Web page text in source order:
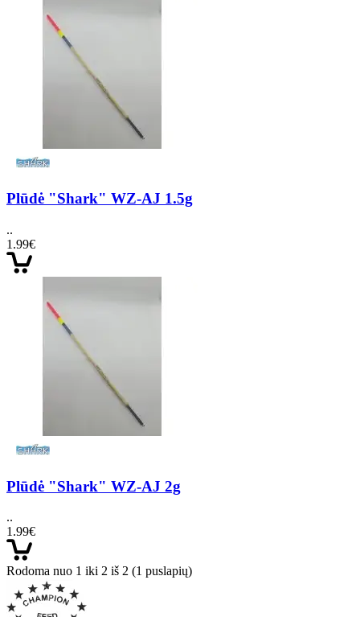
Plūdė "Shark" WZ-AJ 1.5g
..
1.99€
Plūdė "Shark" WZ-AJ 2g
..
1.99€
Rodoma nuo 1 iki 2 iš 2 (1 puslapių)